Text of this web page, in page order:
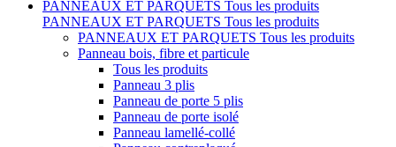
PANNEAUX ET PARQUETS Tous les produits
PANNEAUX ET PARQUETS Tous les produits
PANNEAUX ET PARQUETS Tous les produits
Panneau bois, fibre et particule
Tous les produits
Panneau 3 plis
Panneau de porte 5 plis
Panneau de porte isolé
Panneau lamellé-collé